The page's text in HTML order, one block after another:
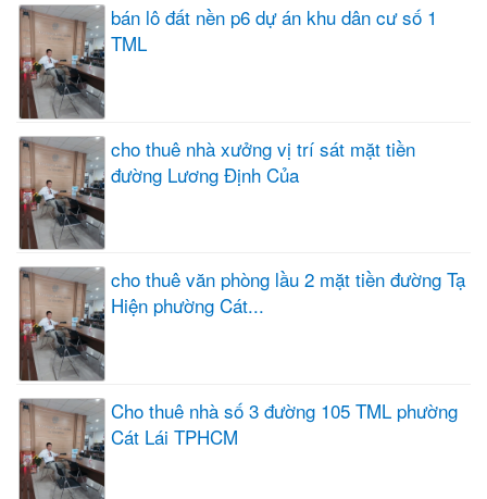
bán lô đất nền p6 dự án khu dân cư số 1
TML
cho thuê nhà xưởng vị trí sát mặt tiền
đường Lương Định Của
cho thuê văn phòng lầu 2 mặt tiền đường Tạ
Hiện phường Cát...
Cho thuê nhà số 3 đường 105 TML phường
Cát Lái TPHCM